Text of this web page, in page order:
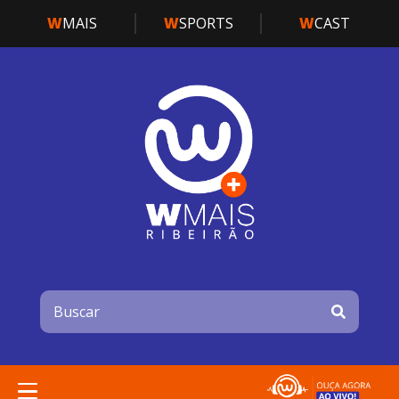
WMAIS WSPORTS WCAST